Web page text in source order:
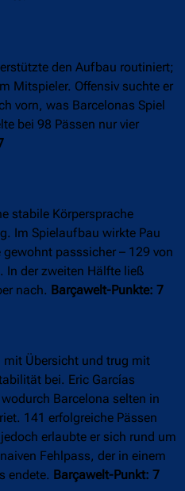
den Aufbau routiniert;
Mitspieler. Offensiv suchte er
vorn, was Barcelonas Spiel
bei 98 Pässen nur vier
stabile Körpersprache
Im Spielaufbau wirkte Pau
passsicher – 129 von
In der zweiten Hälfte ließ
nach. Barçawelt-Punkte: 7
mit Übersicht und trug mit
bei. Eric Garcías
Barcelona selten in
141 erfolgreiche Pässen
erlaubte er sich rund um
Fehlpass, der in einem
endete. Barçawelt-Punkt: 7